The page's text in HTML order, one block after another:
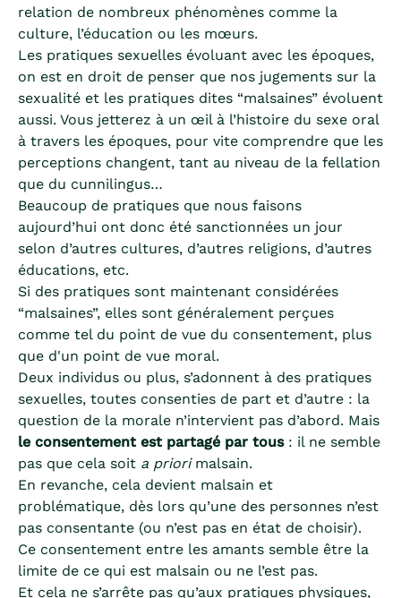
relation de nombreux phénomènes comme la
culture, l’éducation ou les mœurs.
Les pratiques sexuelles évoluant avec les époques,
on est en droit de penser que nos jugements sur la
sexualité et les pratiques dites “malsaines” évoluent
aussi. Vous jetterez à un œil à l’histoire du sexe oral
à travers les époques, pour vite comprendre que les
perceptions changent, tant au niveau de la fellation
que du cunnilingus…
Beaucoup de pratiques que nous faisons
aujourd’hui ont donc été sanctionnées un jour
selon d’autres cultures, d’autres religions, d’autres
éducations, etc.
Si des pratiques sont maintenant considérées
“malsaines”, elles sont généralement perçues
comme tel du point de vue du consentement, plus
que d'un point de vue moral.
Deux individus ou plus, s’adonnent à des pratiques
sexuelles, toutes consenties de part et d’autre : la
question de la morale n’intervient pas d’abord. Mais
le consentement est partagé par tous : il ne semble
pas que cela soit a priorimalsain.
En revanche, cela devient malsain et
problématique, dès lors qu’une des personnes n’est
pas consentante (ou n’est pas en état de choisir).
Ce consentement entre les amants semble être la
limite de ce qui est malsain ou ne l’est pas.
Et cela ne s’arrête pas qu’aux pratiques physiques,